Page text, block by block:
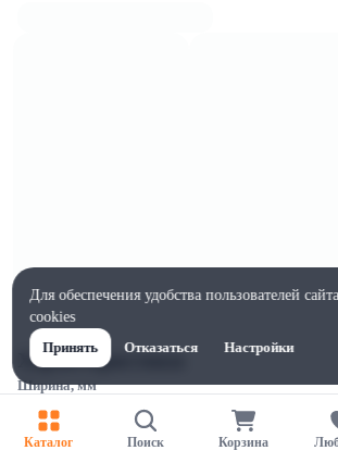
Характеристики
Ширина, мм
183
Высота, мм
Каталог Поиск Корзина
Для обеспечения удобства пользователей
cookies
Принять
Отказаться Настройки